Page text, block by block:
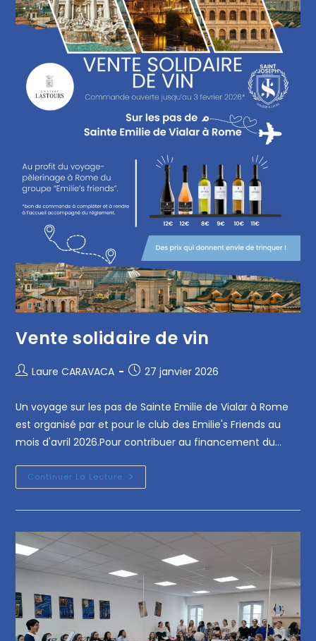
Vente solidaire de vin
Laure CARAVACA 27 janvier 2026
Un voyage sur les pas de Sainte Emilie de Vialar à Rome
est organisé par et pour le club des Emilie's Friends au
mois d'avril 2026.Pour contribuer au financement du…
Continuer La Lecture